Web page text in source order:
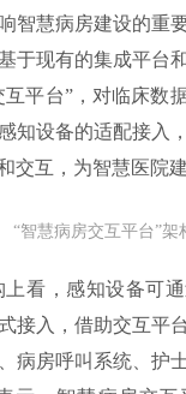
智慧病房建设的重
于现有的集成平台
互平台”，对临床数
知设备的适配接入
交互，为智慧医院
“智慧病房交互平台”架
看，感知设备可
接入，借助交互平
病房呼叫系统、护